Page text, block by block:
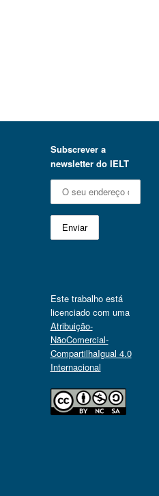
Subscrever a
newsletter do IELT
Este trabalho está
licenciado com uma
Atribuição-
NãoComercial-
CompartilhaIgual 4.0
Internacional